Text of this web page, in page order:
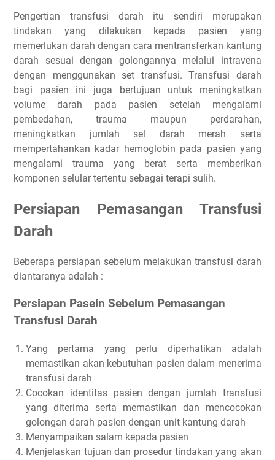
Pengertian transfusi darah itu sendiri merupakan
tindakan yang dilakukan kepada pasien yang
memerlukan darah dengan cara mentransferkan kantung
darah sesuai dengan golongannya melalui intravena
dengan menggunakan set transfusi. Transfusi darah
bagi pasien ini juga bertujuan untuk meningkatkan
volume darah pada pasien setelah mengalami
pembedahan, trauma maupun perdarahan,
meningkatkan jumlah sel darah merah serta
mempertahankan kadar hemoglobin pada pasien yang
mengalami trauma yang berat serta memberikan
komponen selular tertentu sebagai terapi sulih.
Persiapan Pemasangan Transfusi
Darah
Beberapa persiapan sebelum melakukan transfusi darah
diantaranya adalah :
Persiapan Pasein Sebelum Pemasangan
Transfusi Darah
Yang pertama yang perlu diperhatikan adalah
memastikan akan kebutuhan pasien dalam menerima
transfusi darah
Cocokan identitas pasien dengan jumlah transfusi
yang diterima serta memastikan dan mencocokan
golongan darah pasien dengan unit kantung darah
Menyampaikan salam kepada pasien
Menjelaskan tujuan dan prosedur tindakan yang akan